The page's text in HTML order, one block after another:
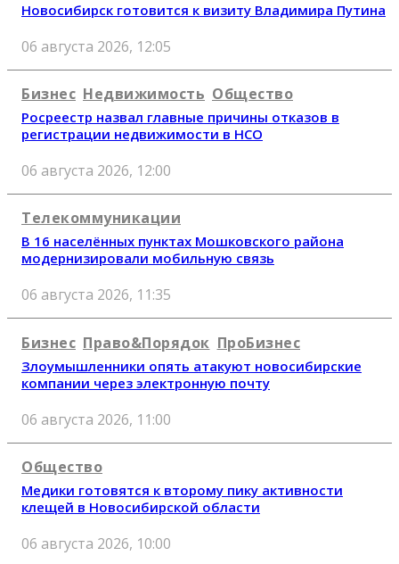
Новосибирск готовится к визиту Владимира Путина
06 августа 2026, 12:05
Бизнес Недвижимость Общество
Росреестр назвал главные причины отказов в
регистрации недвижимости в НСО
06 августа 2026, 12:00
Телекоммуникации
В 16 населённых пунктах Мошковского района
модернизировали мобильную связь
06 августа 2026, 11:35
Бизнес Право&Порядок ПроБизнес
Злоумышленники опять атакуют новосибирские
компании через электронную почту
06 августа 2026, 11:00
Общество
Медики готовятся к второму пику активности
клещей в Новосибирской области
06 августа 2026, 10:00